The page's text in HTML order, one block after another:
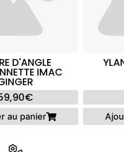
D'ANGLE
IMAC
au panier